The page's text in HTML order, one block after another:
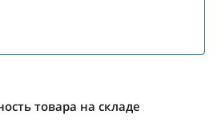
товара на складе